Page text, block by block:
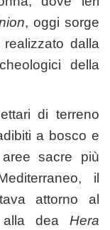
, oggi sorge
dalla
della
di terreno
a bosco e
sacre più
il
attorno al
alla dea Hera